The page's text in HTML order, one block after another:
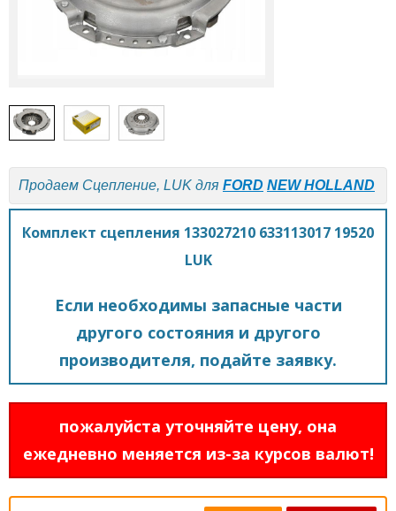
Продаем Сцепление, LUK для FORD NEW HOLLAND
Комплект сцепления 133027210 633113017 19520
LUK
Если необходимы запасные части
другого состояния и другого
производителя, подайте заявку.
пожалуйста уточняйте цену, она
ежедневно меняется из-за курсов валют!